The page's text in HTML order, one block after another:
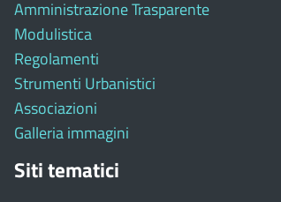
Amministrazione Trasparente
Modulistica
Regolamenti
Strumenti Urbanistici
Associazioni
Galleria immagini
Siti tematici